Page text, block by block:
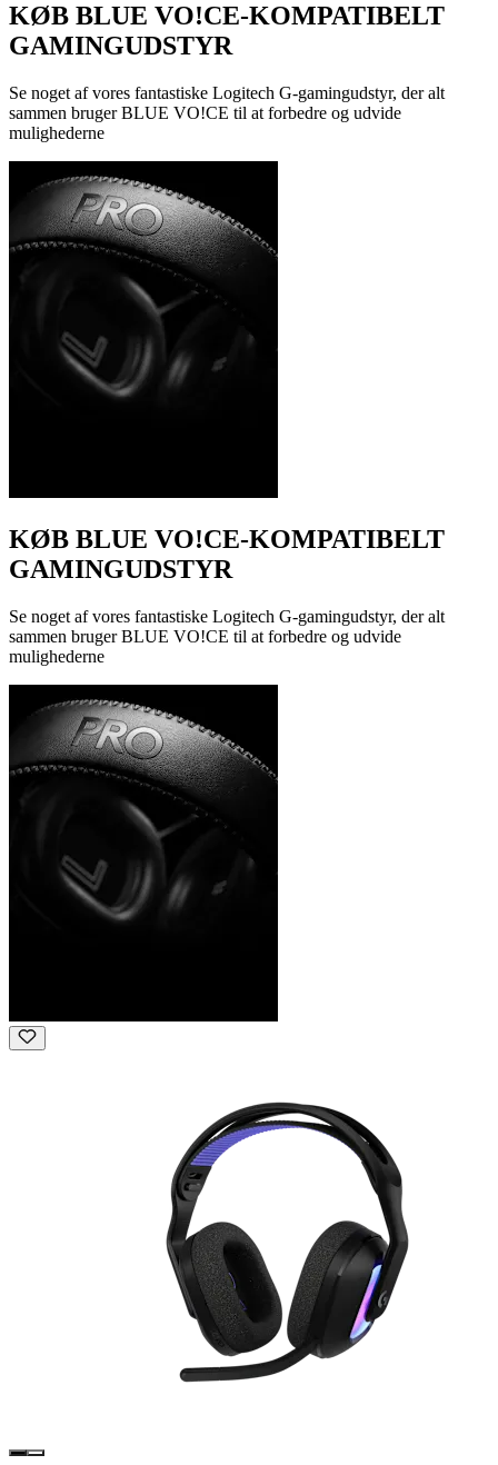
KØB BLUE VO!CE-KOMPATIBELT
GAMINGUDSTYR
Se noget af vores fantastiske Logitech G-gamingudstyr, der alt
sammen bruger BLUE VO!CE til at forbedre og udvide
mulighederne
KØB BLUE VO!CE-KOMPATIBELT
GAMINGUDSTYR
Se noget af vores fantastiske Logitech G-gamingudstyr, der alt
sammen bruger BLUE VO!CE til at forbedre og udvide
mulighederne